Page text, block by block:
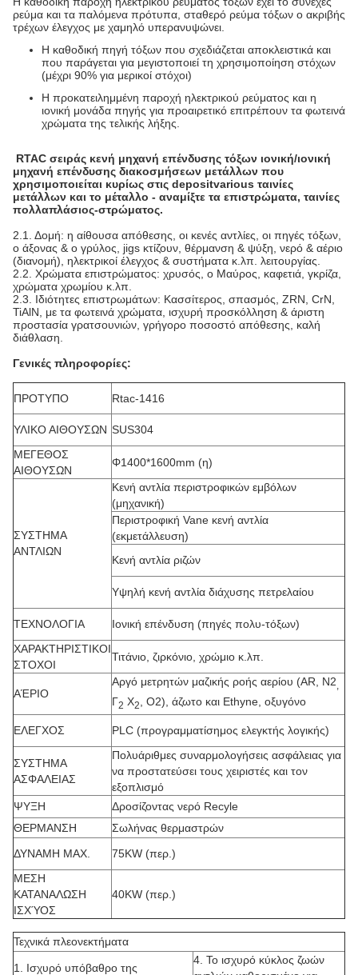
ρεύμα και τα παλόμενα πρότυπα, σταθερό ρεύμα τόξων ο ακριβής
τρέχων έλεγχος με χαμηλό υπερανυψώνει.
Η καθοδική πηγή τόξων που σχεδιάζεται αποκλειστικά και
που παράγεται για μεγιστοποιεί τη χρησιμοποίηση στόχων
(μέχρι 90% για μερικοί στόχοι)
Η προκατειλημμένη παροχή ηλεκτρικού ρεύματος και η
ιονική μονάδα πηγής για προαιρετικό επιτρέπουν τα φωτεινά
χρώματα της τελικής λήξης.
RTAC σειράς κενή μηχανή επένδυσης τόξων ιονική/ιονική
μηχανή επένδυσης διακοσμήσεων μετάλλων που
χρησιμοποιείται κυρίως στις depositvarious ταινίες
μετάλλων και το μέταλλο - αναμίξτε τα επιστρώματα, ταινίες
πολλαπλάσιος-στρώματος.
2.1. Δομή: η αίθουσα απόθεσης, οι κενές αντλίες, οι πηγές τόξων,
ο άξονας & ο γρύλος, jigs κτίζουν, θέρμανση & ψύξη, νερό & αέριο
(διανομή), ηλεκτρικοί έλεγχος & συστήματα κ.λπ. λειτουργίας.
2.2. Χρώματα επιστρώματος: χρυσός, ο Μαύρος, καφετιά, γκρίζα,
χρώματα χρωμίου κ.λπ.
2.3. Ιδιότητες επιστρωμάτων: Κασσίτερος, σπασμός, ZRN, CrN,
TiAlN, με τα φωτεινά χρώματα, ισχυρή προσκόλληση & άριστη
προστασία γρατσουνιών, γρήγορο ποσοστό απόθεσης, καλή
διάθλαση.
Γενικές πληροφορίες:
ΠΡΟΤΥΠΟ Rtac-1416
ΥΛΙΚΟ ΑΙΘΟΥΣΩΝ SUS304
ΜΕΓΕΘΟΣ
ΑΙΘΟΥΣΩΝ
Φ1400*1600mm (η)
ΣΥΣΤΗΜΑ
ΑΝΤΛΙΩΝ
Κενή αντλία περιστροφικών εμβόλων
(μηχανική)
Περιστροφική Vane κενή αντλία
(εκμετάλλευση)
Κενή αντλία ριζών
Υψηλή κενή αντλία διάχυσης πετρελαίου
ΤΕΧΝΟΛΟΓΙΑ
Ιονική επένδυση (πηγές πολυ-τόξων)
ΧΑΡΑΚΤΗΡΙΣΤΙΚΟΙ
ΣΤΟΧΟΙ
Τιτάνιο, ζιρκόνιο, χρώμιο κ.λπ.
ΑΈΡΙΟ
Αργό μετρητών μαζικής ροής αερίου (AR, Ν2
Γ2 Χ2 , Ο2), άζωτο και Ethyne, οξυγόνο
ΕΛΕΓΧΟΣ PLC (προγραμματίσημος ελεγκτής λογικής)
ΣΥΣΤΗΜΑ
ΑΣΦΑΛΕΙΑΣ
Πολυάριθμες συναρμολογήσεις ασφάλειας για
να προστατεύσει τους χειριστές και τον
εξοπλισμό
ΨΥΞΗ
Δροσίζοντας νερό Recyle
ΘΕΡΜΑΝΣΗ
Σωλήνας θερμαστρών
ΔΥΝΑΜΗ MAX.
75KW (περ.)
ΜΕΣΗ
ΚΑΤΑΝΑΛΩΣΗ
ΙΣΧΎΟΣ
40KW (περ.)
Τεχνικά πλεονεκτήματα
1. Ισχυρό υπόβαθρο της
4. Το ισχυρό κύκλος ζωών